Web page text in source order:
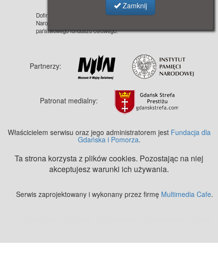
Dofinansowano ze środków Ministra Kultury i Dziedzictwa
Narodowego pochodzących z Funduszu Promocji Kultury –
państwowego funduszu celowego.
Partnerzy:
Patronat medialny:
Właścicielem serwisu oraz jego administratorem jest Fundacja dla
Gdańska i Pomorza.
Ta strona korzysta z plików cookies. Pozostając na niej
akceptujesz warunki ich używania.
Serwis zaprojektowany i wykonany przez firmę Multimedia Cafe.
Zamknij